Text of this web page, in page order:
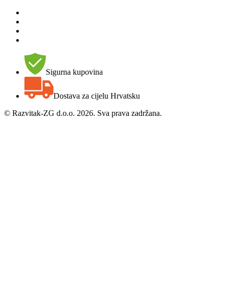
Sigurna kupovina
Dostava za cijelu Hrvatsku
© Razvitak-ZG d.o.o. 2026. Sva prava zadržana.